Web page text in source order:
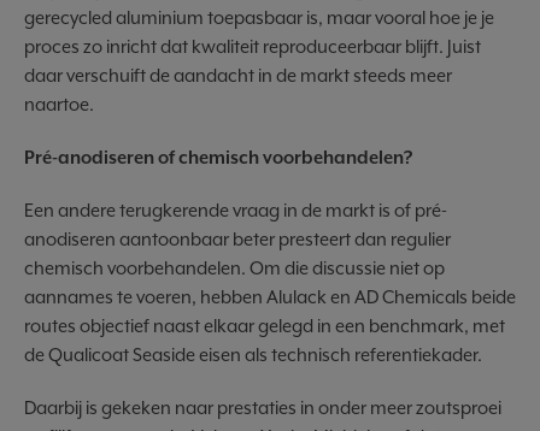
gerecycled aluminium toepasbaar is, maar vooral hoe je je
proces zo inricht dat kwaliteit reproduceerbaar blijft. Juist
daar verschuift de aandacht in de markt steeds meer
naartoe.
Pré-anodiseren of chemisch voorbehandelen?
Een andere terugkerende vraag in de markt is of pré-
anodiseren aantoonbaar beter presteert dan regulier
chemisch voorbehandelen. Om die discussie niet op
aannames te voeren, hebben Alulack en AD Chemicals beide
routes objectief naast elkaar gelegd in een benchmark, met
de Qualicoat Seaside eisen als technisch referentiekader.
Daarbij is gekeken naar prestaties in onder meer zoutsproei